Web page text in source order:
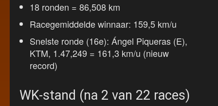
18 ronden = 86,508 km
Racegemiddelde winnaar: 159,5 km/u
Snelste ronde (16e): Ángel Piqueras (E),
KTM, 1.47,249 = 161,3 km/u (nieuw
record)
WK-stand (na 2 van 22 races)